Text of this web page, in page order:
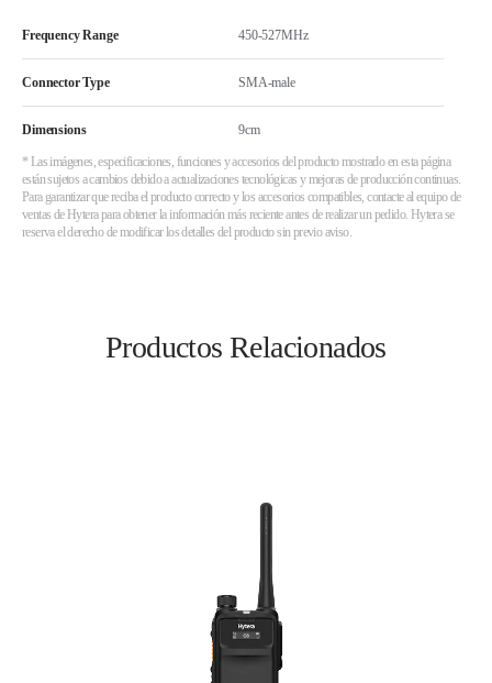
Frequency Range 450-527MHz
Connector Type SMA-male
Dimensions 9cm
* Las imágenes, especificaciones, funciones y accesorios del producto mostrado en esta página
están sujetos a cambios debido a actualizaciones tecnológicas y mejoras de producción continuas.
Para garantizar que reciba el producto correcto y los accesorios compatibles, contacte al equipo de
ventas de Hytera para obtener la información más reciente antes de realizar un pedido. Hytera se
reserva el derecho de modificar los detalles del producto sin previo aviso.
Productos Relacionados